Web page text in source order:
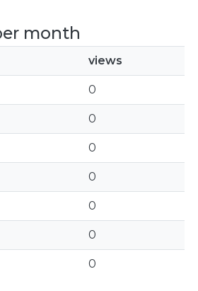
month
views
0
0
0
0
0
0
0